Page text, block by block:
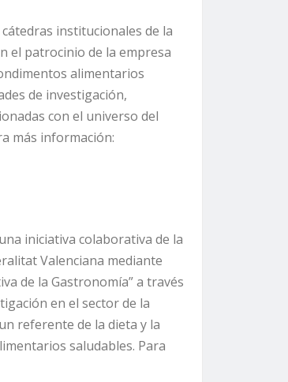
institucionales de la
el patrocinio de la empresa
alimentarios
de investigación,
con el universo del
más información:
iniciativa colaborativa de la
Valenciana mediante
de la Gastronomía” a través
en el sector de la
referente de la dieta y la
saludables. Para